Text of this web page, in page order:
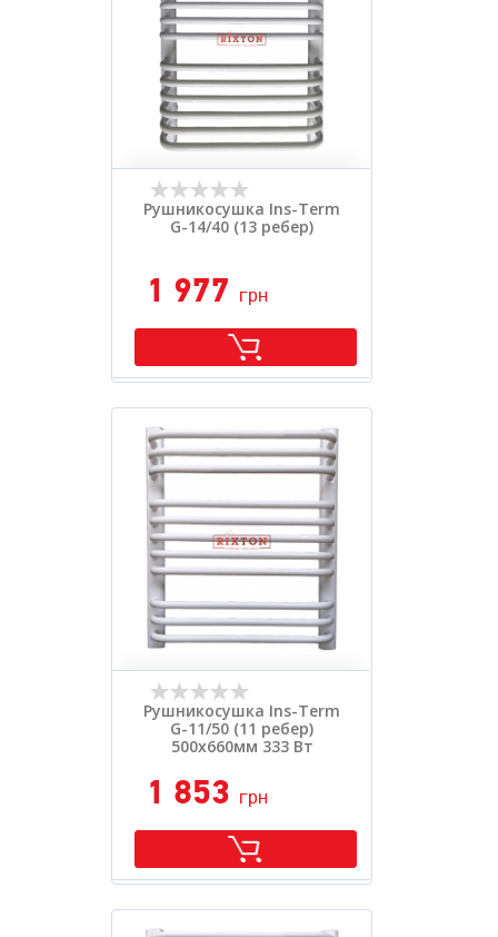
Рушникосушка Ins-Term
G-14/40 (13 ребер)
1 977 грн
Рушникосушка Ins-Term
G-11/50 (11 ребер)
500х660мм 333 Вт
1 853 грн